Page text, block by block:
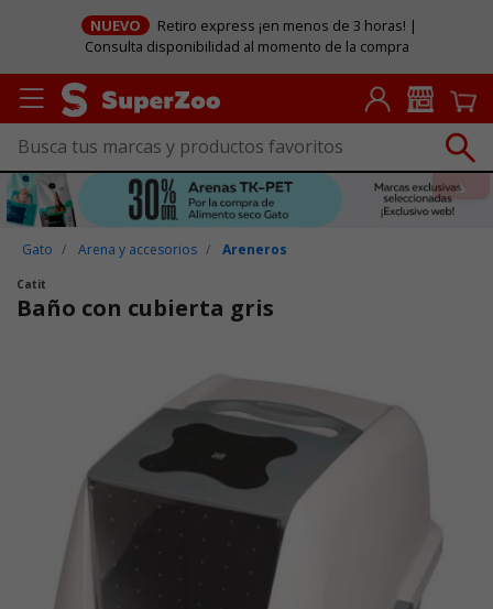
NUEVO
Retiro express ¡en menos de 3 horas! |
Consulta disponibilidad al momento de la compra
Gato Arena y accesorios Areneros
Catit
Baño con cubierta gris